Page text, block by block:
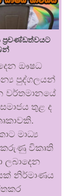
ප්‍රචණ්ඩත්වයට
ඖෂධ
පුද්ගලයන්
වර්තමානයේ
තුළ ද
මාධ්‍ය
කරුණු විකෘති
නිර්මාණය